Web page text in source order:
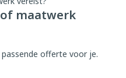
maatwerk
offerte voor je.